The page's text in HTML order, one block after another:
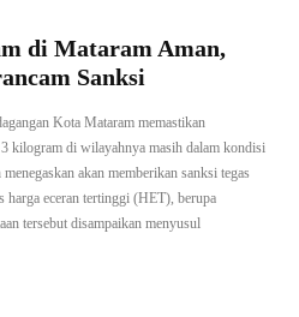
di Mataram Aman,
Sanksi
Kota Mataram memastikan
kilogram di wilayahnya masih dalam kondisi
akan memberikan sanksi tegas
harga eceran tertinggi (HET), berupa
tersebut disampaikan menyusul